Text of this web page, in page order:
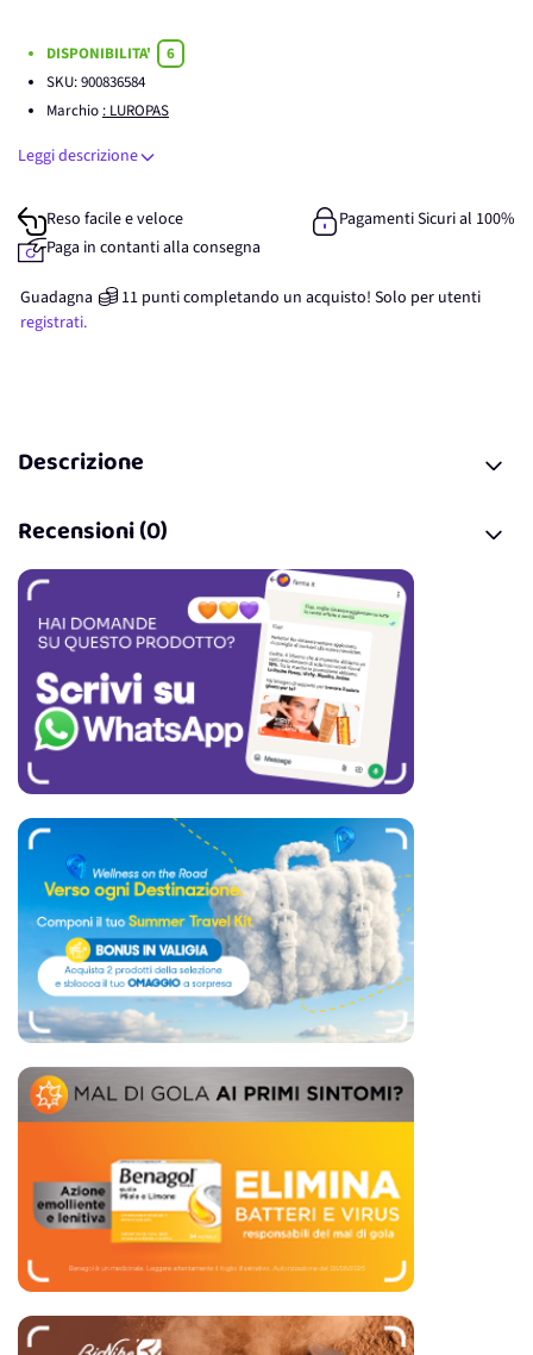
DISPONIBILITA'
6
SKU:900836584
Marchio : LUROPAS
Leggi descrizione
Reso facile e veloce
Pagamenti Sicuri al 100%
Paga in contanti alla consegna
Guadagna 11 punticompletando un acquisto! Solo per utenti
registrati.
Descrizione
Recensioni (0)